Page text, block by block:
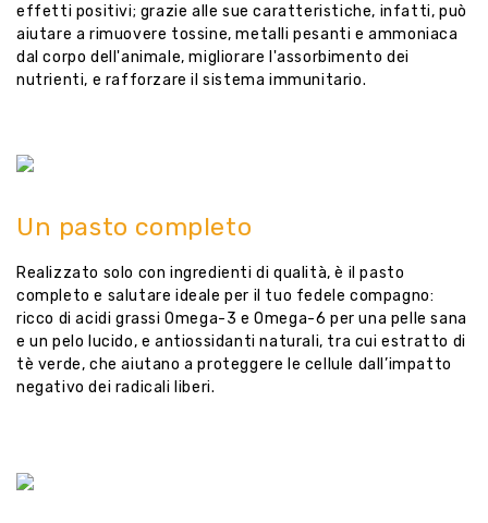
effetti positivi; grazie alle sue caratteristiche, infatti, può
aiutare a rimuovere tossine, metalli pesanti e ammoniaca
dal corpo dell'animale, migliorare l'assorbimento dei
nutrienti, e rafforzare il sistema immunitario.
Un pasto completo
Realizzato solo con ingredienti di qualità, è il pasto
completo e salutare ideale per il tuo fedele compagno:
ricco di acidi grassi Omega-3 e Omega-6 per una pelle sana
e un pelo lucido, e antiossidanti naturali, tra cui estratto di
tè verde, che aiutano a proteggere le cellule dall’impatto
negativo dei radicali liberi.